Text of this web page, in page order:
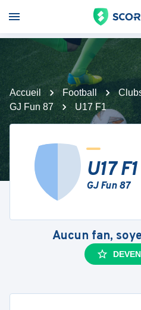
Accueil Football
GJ Fun 87
U17 F1
U17 F1
GJ Fun 87
Aucun fan,